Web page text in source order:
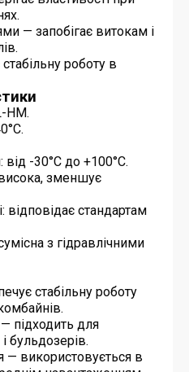
— запобігає витокам і
роботу в
HM.
-30°C до +100°C.
зменшує
відповідає стандартам
з гідравлічними
стабільну роботу
підходить для
бульдозерів.
використовується в